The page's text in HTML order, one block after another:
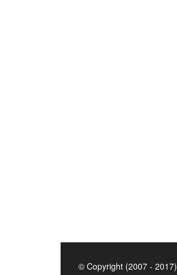
© Copyright (2007 - 2017)